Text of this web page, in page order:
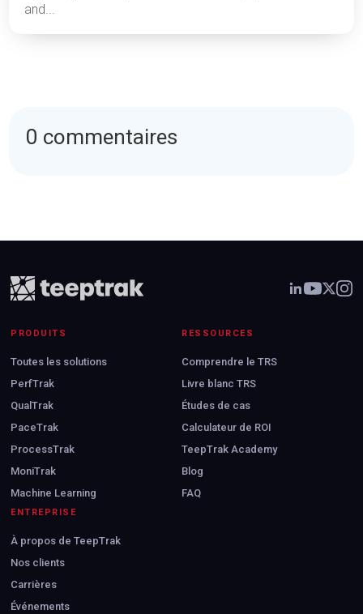
and...
0 commentaires
PRODUITS
Toutes les solutions
PerfTrak
QualTrak
PaceTrak
ProcessTrak
MoniTrak
Machine Learning
RESSOURCES
Comprendre le TRS
Livre blanc TRS
Études de cas
Calculateur de ROI
TeepTrak Academy
Blog
FAQ
ENTREPRISE
À propos de TeepTrak
Nos clients
Carrières
Événements